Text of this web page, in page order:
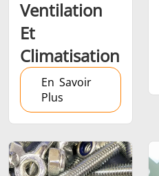
Outils
métalliques
Ventilation
Et
Climatisation
En Savoir
Plus